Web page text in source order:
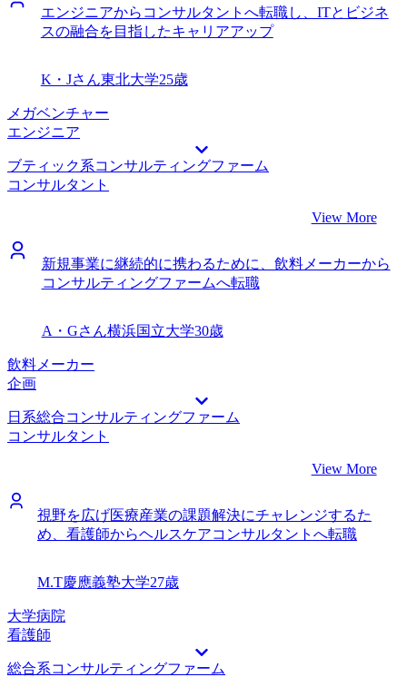
エンジニアからコンサルタントへ転職し、ITとビジネ
スの融合を目指したキャリアアップ
K・Jさん東北大学25歳
メガベンチャー
エンジニア
ブティック系コンサルティングファーム
コンサルタント
View More
新規事業に継続的に携わるために、飲料メーカーから
コンサルティングファームへ転職
A・Gさん横浜国立大学30歳
飲料メーカー
企画
日系総合コンサルティングファーム
コンサルタント
View More
視野を広げ医療産業の課題解決にチャレンジするた
め、看護師からヘルスケアコンサルタントへ転職
M.T慶應義塾大学27歳
大学病院
看護師
総合系コンサルティングファーム